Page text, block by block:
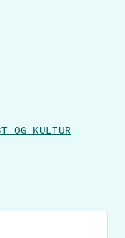
OG KULTUR